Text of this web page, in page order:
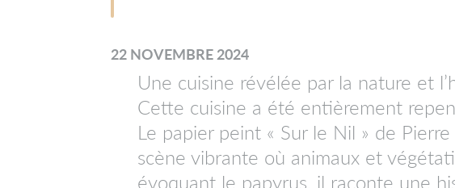
22 NOVEMBRE 2024
Une cuisine révélée par la nature et
Cette cuisine a été entièrement
Le papier peint « Sur le Nil » de
scène vibrante où animaux et
évoquant le papyrus, il raconte une